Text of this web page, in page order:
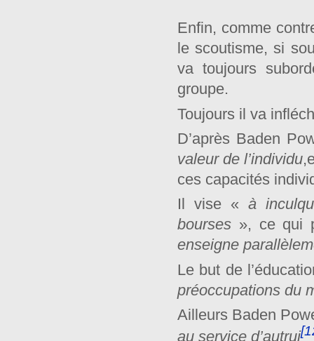
Enfin, comme
le scoutisme, si
va toujours
groupe.
Toujours il va
D’après Baden
valeur de l’individu
ces capacités
Il vise «à
bourses», ce qui
enseigne
Le but de
préoccupations du
Ailleurs Baden
au service d’autrui